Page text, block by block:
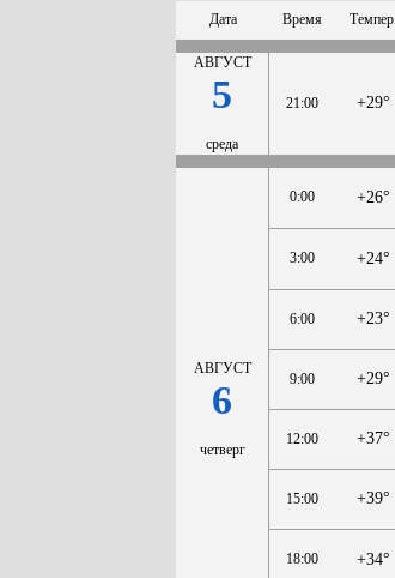
Дата Время Темпер.
АВГУСТ
5
среда
21:00 +29°
АВГУСТ
6
четверг
0:00 +26°
3:00 +24°
6:00 +23°
9:00 +29°
12:00 +37°
15:00 +39°
18:00 +34°